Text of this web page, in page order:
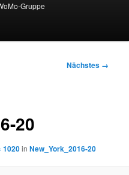
Gruppe
Nächstes →
20
1020inNew_York_2016-20